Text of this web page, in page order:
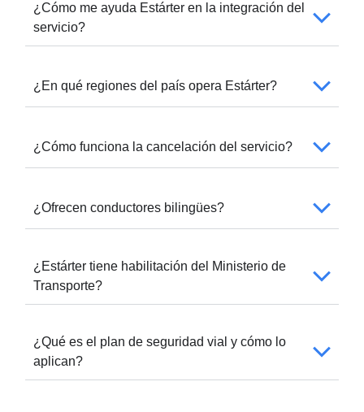
¿Cómo me ayuda Estárter en la integración del
servicio?
¿En qué regiones del país opera Estárter?
¿Cómo funciona la cancelación del servicio?
¿Ofrecen conductores bilingües?
¿Estárter tiene habilitación del Ministerio de
Transporte?
¿Qué es el plan de seguridad vial y cómo lo
aplican?